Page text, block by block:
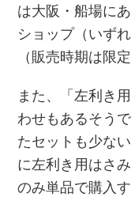
は大阪・船場に
ショップ（いず
（販売時期は限
また、「左利き
わせもあるそう
たセットも少な
に左利き用はさ
のみ単品で購入